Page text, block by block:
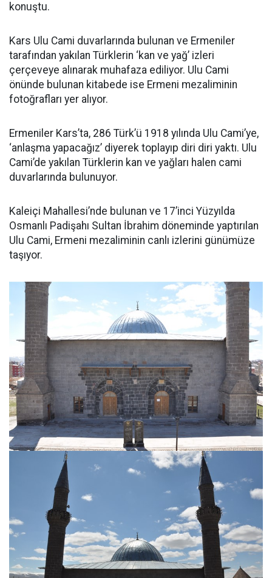
konuştu.
Kars Ulu Cami duvarlarında bulunan ve Ermeniler
tarafından yakılan Türklerin ‘kan ve yağ’ izleri
çerçeveye alınarak muhafaza ediliyor. Ulu Cami
önünde bulunan kitabede ise Ermeni mezaliminin
fotoğrafları yer alıyor.
Ermeniler Kars’ta, 286 Türk’ü 1918 yılında Ulu Cami’ye,
‘anlaşma yapacağız’ diyerek toplayıp diri diri yaktı. Ulu
Cami’de yakılan Türklerin kan ve yağları halen cami
duvarlarında bulunuyor.
Kaleiçi Mahallesi’nde bulunan ve 17’inci Yüzyılda
Osmanlı Padişahı Sultan İbrahim döneminde yaptırılan
Ulu Cami, Ermeni mezaliminin canlı izlerini günümüze
taşıyor.